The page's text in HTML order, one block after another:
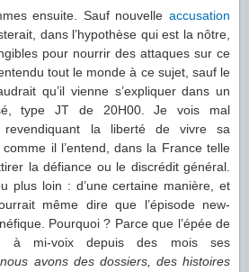
ensuite. Sauf nouvelle accusation
dans l’hypothèse qui est la nôtre,
pour nourrir des attaques sur ce
tout le monde à ce sujet, sauf le
qu’il vienne s’expliquer dans un
type JT de 20H00. Je vois mal
revendiquant la liberté de vivre sa
il l’entend, dans la France telle
la défiance ou le discrédit général.
plus loin : d’une certaine manière, et
même dire que l’épisode new-
Pourquoi ? Parce que l’épée de
à mi-voix depuis des mois ses
nous avons des dossiers, des histoires